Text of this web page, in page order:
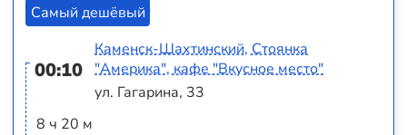
Самый дешёвый
00:10
8 ч 20 м
Каменск-Шахтинский, Стоянка
"Америка", кафе "Вкусное место"
ул. Гагарина, 33